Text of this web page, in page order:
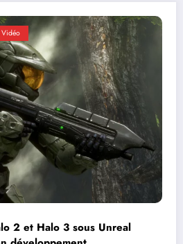
Vidéo
2 et Halo 3 sous Unreal